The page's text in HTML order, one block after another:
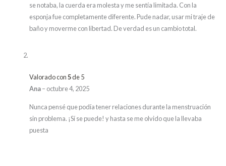
se notaba, la cuerda era molesta y me sentía limitada. Con la
esponja fue completamente diferente. Pude nadar, usar mi traje de
baño y moverme con libertad. De verdad es un cambio total.
Valorado con5de 5
Ana– octubre 4, 2025
Nunca pensé que podía tener relaciones durante la menstruación
sin problema. ¡Sí se puede! y hasta se me olvido que la llevaba
puesta